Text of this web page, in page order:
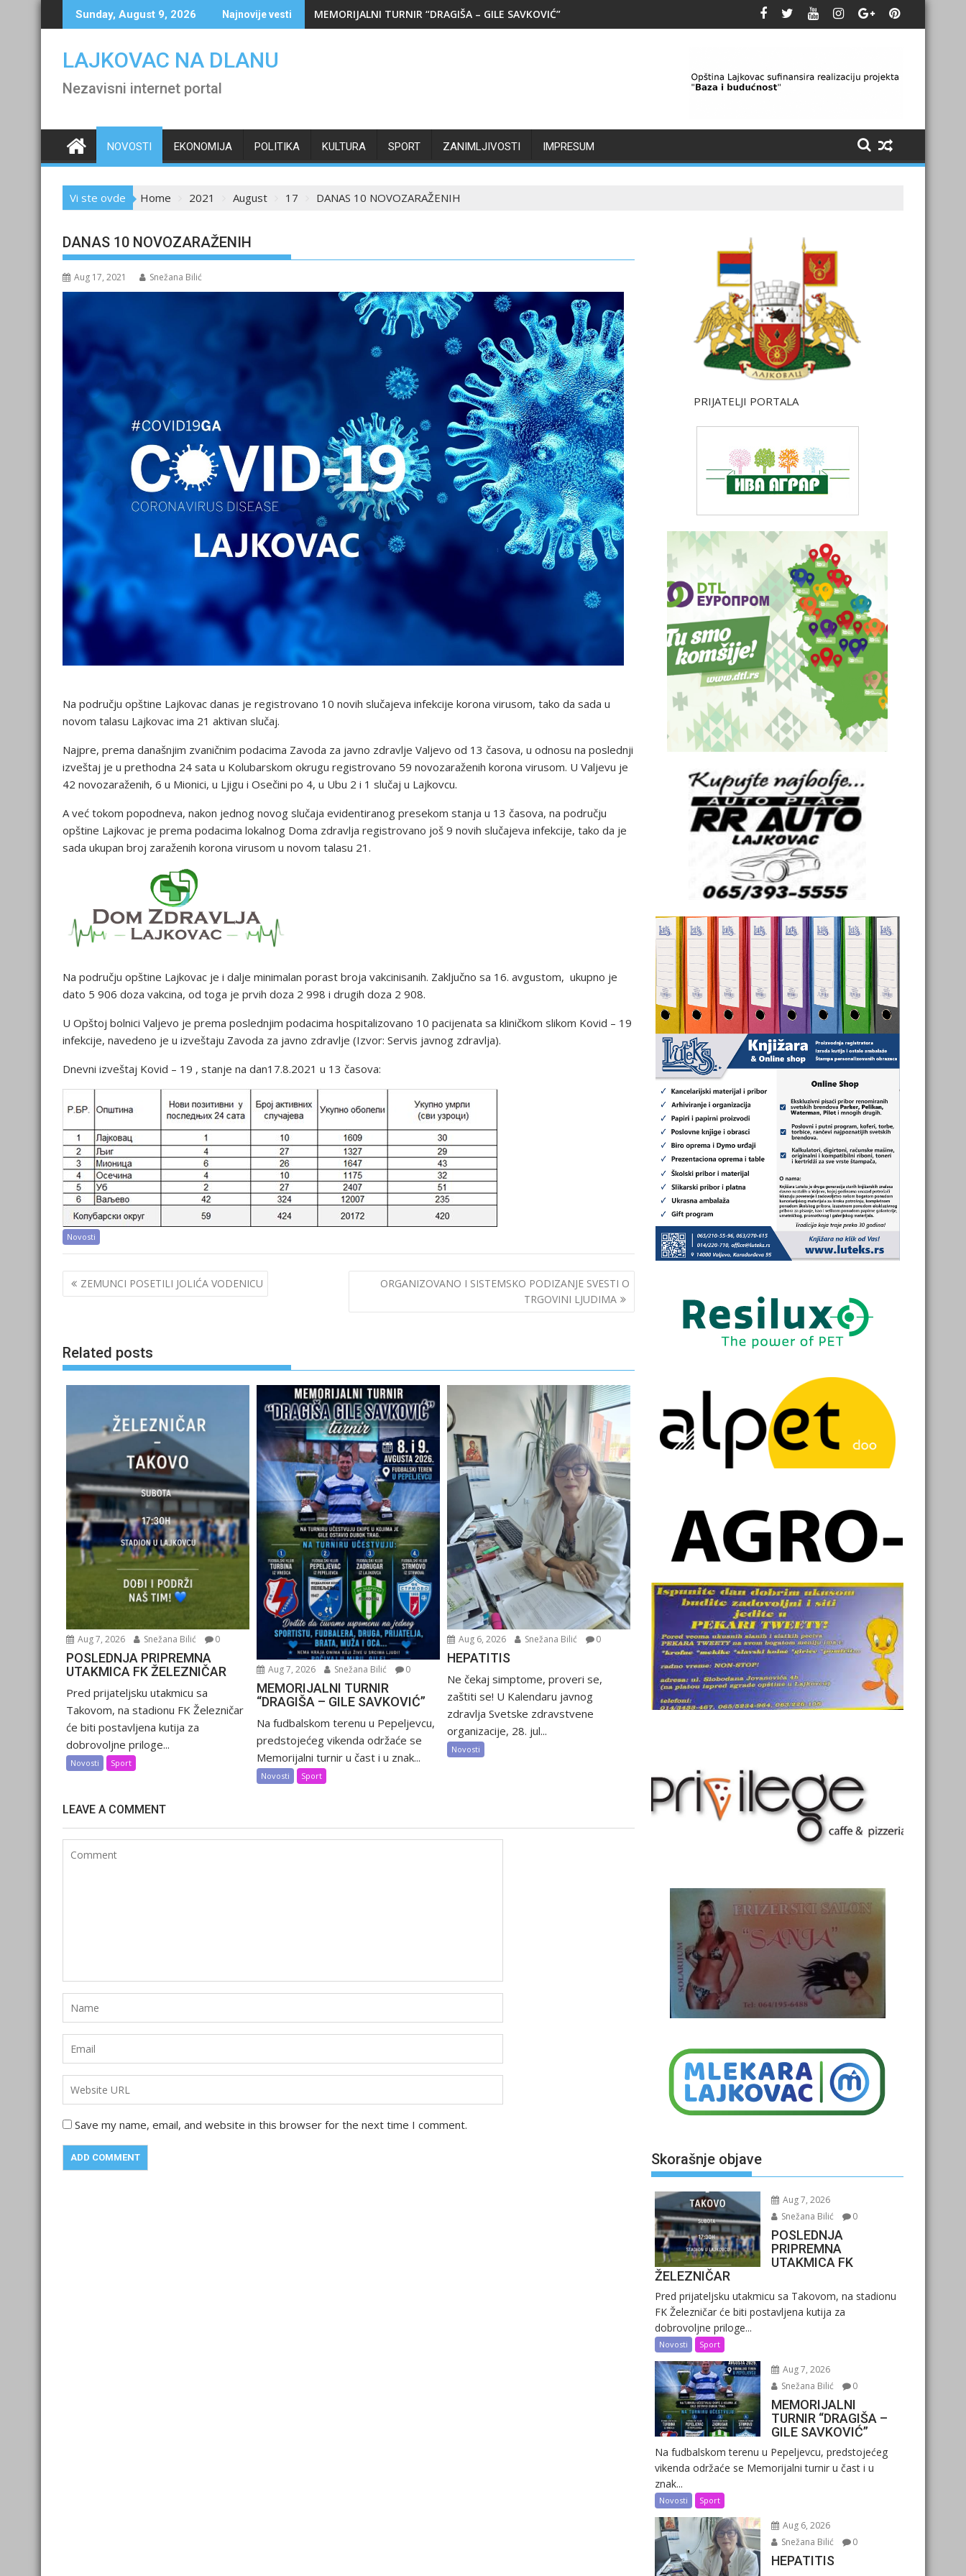
to
Sunday, August 9, 2026 Najnovije vesti MEMORIJALNI TURNIR “DRAGIŠA – GILE SAVKOVIĆ”
LAJKOVAC NA DLANU
Nezavisni internet portal
NOVOSTI EKONOMIJA POLITIKA KULTURA SPORT ZANIMLJIVOSTI IMPRESUM
Vi ste ovde Home 2021 August 17 DANAS 10 NOVOZARAŽENIH
DANAS 10 NOVOZARAŽENIH
Aug 17, 2021 Snežana Bilić
Na području opštine Lajkovac danas je registrovano 10 novih slučajeva infekcije korona virusom, tako da sada u
novom talasu Lajkovac ima 21 aktivan slučaj.
Najpre, prema današnjim zvaničnim podacima Zavoda za javno zdravlje Valjevo od 13 časova, u odnosu na poslednji
izveštaj je u prethodna 24 sata u Kolubarskom okrugu registrovano 59 novozaraženih korona virusom. U Valjevu je
42 novozaraženih, 6 u Mionici, u Ljigu i Osečini po 4, u Ubu 2 i 1 slučaj u Lajkovcu.
A već tokom popodneva, nakon jednog novog slučaja evidentiranog presekom stanja u 13 časova, na području
opštine Lajkovac je prema podacima lokalnog Doma zdravlja registrovano još 9 novih slučajeva infekcije, tako da je
sada ukupan broj zaraženih korona virusom u novom talasu 21.
Na području opštine Lajkovac je i dalje minimalan porast broja vakcinisanih. Zaključno sa 16. avgustom, ukupno je
dato 5 906 doza vakcina, od toga je prvih doza 2 998 i drugih doza 2 908.
U Opštoj bolnici Valjevo je prema poslednjim podacima hospitalizovano 10 pacijenata sa kliničkom slikom Kovid – 19
infekcije, navedeno je u izveštaju Zavoda za javno zdravlje (Izvor: Servis javnog zdravlja).
Dnevni izveštaj Kovid – 19 , stanje na dan17.8.2021 u 13 časova:
Novosti
Post
navigation
ZEMUNCI POSETILI JOLIĆA VODENICU
ORGANIZOVANO I SISTEMSKO PODIZANJE SVESTI O
TRGOVINI LJUDIMA
Related posts
Aug 7, 2026 Snežana Bilić 0
POSLEDNJA PRIPREMNA
UTAKMICA FK ŽELEZNIČAR
Pred prijateljsku utakmicu sa
Takovom, na stadionu FK Železničar
će biti postavljena kutija za
dobrovoljne priloge...
Novosti Sport
Aug 7, 2026 Snežana Bilić 0
MEMORIJALNI TURNIR
“DRAGIŠA – GILE SAVKOVIĆ”
Na fudbalskom terenu u Pepeljevcu,
predstojećeg vikenda održaće se
Memorijalni turnir u čast i u znak...
Novosti Sport
Aug 6, 2026 Snežana Bilić 0
HEPATITIS
Ne čekaj simptome, proveri se,
zaštiti se! U Kalendaru javnog
zdravlja Svetske zdravstvene
organizacije, 28. jul...
Novosti
LEAVE A COMMENT
Save my name, email, and website in this browser for the next time I comment.
PRIJATELJI PORTALA
Skorašnje objave
Aug 7, 2026
Snežana Bilić
0
POSLEDNJA
PRIPREMNA
UTAKMICA FK
ŽELEZNIČAR
Pred prijateljsku utakmicu sa Takovom, na stadionu
FK Železničar će biti postavljena kutija za
dobrovoljne priloge...
Novosti Sport
Aug 7, 2026
Snežana Bilić
0
MEMORIJALNI
TURNIR “DRAGIŠA –
GILE SAVKOVIĆ”
Na fudbalskom terenu u Pepeljevcu, predstojećeg
vikenda održaće se Memorijalni turnir u čast i u
znak...
Novosti Sport
Aug 6, 2026
Snežana Bilić
0
HEPATITIS